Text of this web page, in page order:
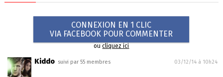
CONNEXION EN 1 CLIC
VIA FACEBOOK POUR COMMENTER
oucliquez ici
Kiddo suivi par 55 membres 03/12/14 à 10h24